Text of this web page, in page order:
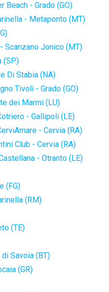
Beach - Grado (GO)
- Metaponto (MT)
Scanzano Jonico (MT)
(SP)
Di Stabia (NA)
Tivoli - Grado (GO)
dei Marmi (LU)
- Gallipoli (LE)
- Cervia (RA)
Club - Cervia (RA)
- Otranto (LE)
(FG)
(RM)
(TE)
Savoia (BT)
(GR)